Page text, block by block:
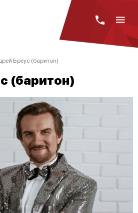
Бреус (баритон)
(баритон)